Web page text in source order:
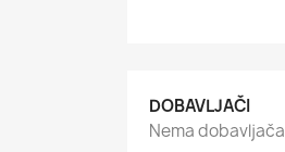
DOBAVLJAČI
Nema dobavljača